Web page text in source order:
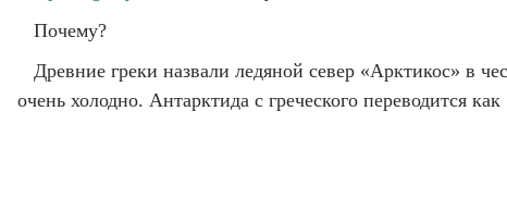
Почему?
Древние греки назвали ледяной север «Арктикос» в
очень холодно. Антарктида с греческого переводится